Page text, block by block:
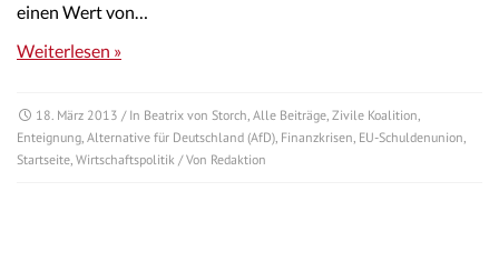
einen Wert von…
Weiterlesen »
18. März 2013 / In Beatrix von Storch, Alle Beiträge, Zivile Koalition,
Enteignung, Alternative für Deutschland (AfD), Finanzkrisen, EU-Schuldenunion,
Startseite, Wirtschaftspolitik / Von Redaktion